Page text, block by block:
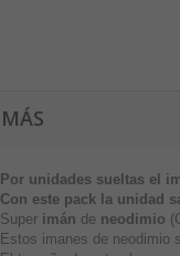
MÁS
Por unidades sueltas el
Con este pack la unidad
Super imán de neodimio
Estos imanes de neodimio